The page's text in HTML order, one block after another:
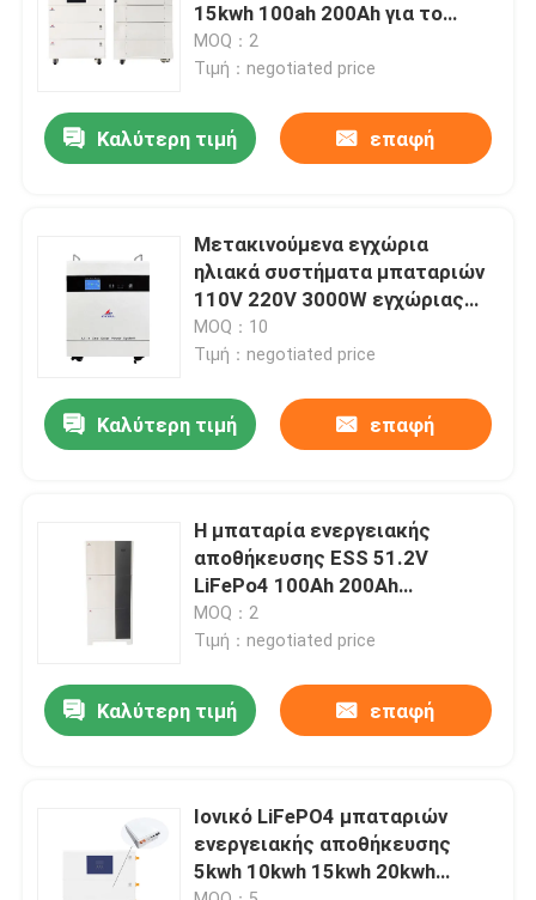
Προϊόντα
Εμφάνιση VR
Σχετικά με εμάς
Ποιοτικός έλεγχος
Νέα
Όλες οι περιπτώσεις
Ιονική LiFePO4 μπαταρία λίθιου
15kwh 100ah 200Ah για το
σπίτι
MOQ：2
Τιμή：negotiated price
Καλύτερη τιμή επαφή
Μετακινούμενα εγχώρια
ηλιακά συστήματα μπαταριών
110V 220V 3000W εγχώριας
ενέργειας
MOQ：10
Τιμή：negotiated price
Καλύτερη τιμή επαφή
Η μπαταρία ενεργειακής
αποθήκευσης ESS 51.2V
LiFePo4 100Ah 200Ah
συσσώρευσε όλων σε ένα
σύστημα
MOQ：2
Τιμή：negotiated price
Καλύτερη τιμή επαφή
Ιονικό LiFePO4 μπαταριών
ενεργειακής αποθήκευσης
5kwh 10kwh 15kwh 20kwh